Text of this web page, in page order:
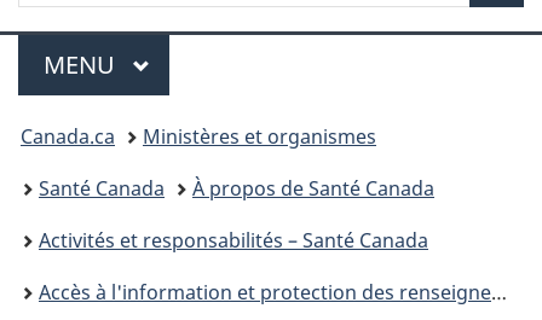
du
simplifiée
Menu
MENU PRINCIPAL
Vous
êtes
ici :
Canada.ca
Ministères et organismes
Santé Canada
À propos de Santé Canada
Activités et responsabilités – Santé Canada
Accès à l'information et protection des renseignements personnels